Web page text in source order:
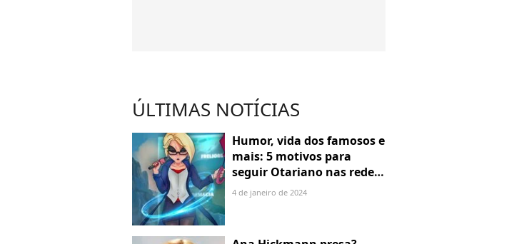
ÚLTIMAS NOTÍCIAS
Humor, vida dos famosos e
mais: 5 motivos para
seguir Otariano nas redes
sociais
4 de janeiro de 2024